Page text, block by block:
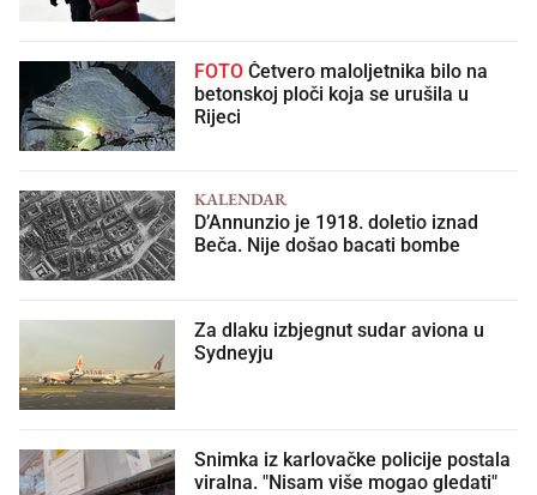
FOTO
betonskoj ploči koja se urušila u
Rijeci
KALENDAR
D’Annunzio je 1918. doletio iznad
Beča. Nije došao bacati bombe
Za dlaku izbjegnut sudar aviona u
Sydneyju
Snimka iz karlovačke policije postala
viralna. "Nisam više mogao gledati"